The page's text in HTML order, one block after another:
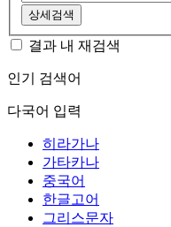
상세검색
결과 내 재검색
인기 검색어
다국어 입력
히라가나
가타카나
중국어
한글고어
그리스문자